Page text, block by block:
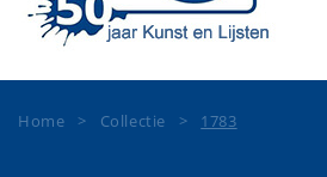
Home > Collectie > 1783